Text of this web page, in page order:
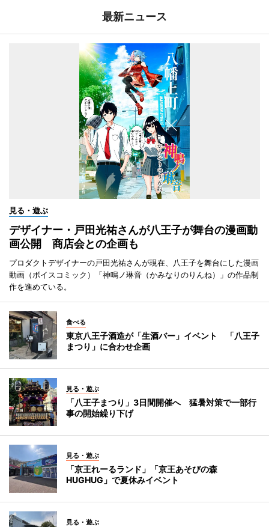
最新ニュース
見る・遊ぶ
デザイナー・戸田光祐さんが八王子が舞台の漫画動
画公開 商店会との企画も
プロダクトデザイナーの戸田光祐さんが現在、八王子を舞台にした漫画
動画（ボイスコミック）「神鳴ノ琳音（かみなりのりんね）」の作品制
作を進めている。
食べる
東京八王子酒造が「生酒バー」イベント 「八王子
まつり」に合わせ企画
見る・遊ぶ
「八王子まつり」3日間開催へ 猛暑対策で一部行
事の開始繰り下げ
見る・遊ぶ
「京王れーるランド」「京王あそびの森
HUGHUG」で夏休みイベント
見る・遊ぶ